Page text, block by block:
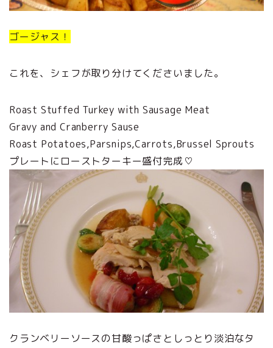
ゴージャス！
これを、シェフが取り分けてくださいました。
Roast Stuffed Turkey with Sausage Meat
Gravy and Cranberry Sause
Roast Potatoes,Parsnips,Carrots,Brussel Sprouts
プレートにローストターキー盛付完成♡
クランベリーソースの甘酸っぱさとしっとり淡泊なタ